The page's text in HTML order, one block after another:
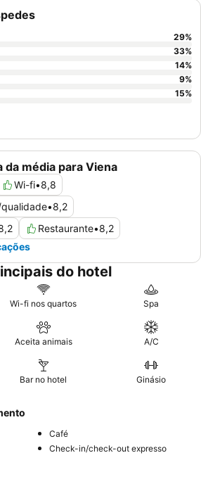
pela sua prestabilidade, e o
destaque, oferecendo uma grande
uma experiência mais tranquila,
que não esteja virado para as
a rua.
da média para Viena
Wi-fi•8,8
•8,2
Restaurante•8,2
29%
33%
14%
9%
15%
do hotel
Wi-fi nos quartos Spa
Aceita animais A/C
Bar no hotel Ginásio
Café
Check-in/check-out expresso